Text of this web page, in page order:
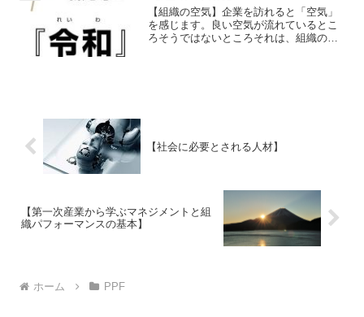
【組織の空気】企業を訪れると「空気」
を感じます。良い空気が流れているとこ
ろそうではないところそれは、組織のコ
【社会に必要とされる人材】
【第一次産業から学ぶマネジメントと組
織パフォーマンスの基本】
ホーム PPF